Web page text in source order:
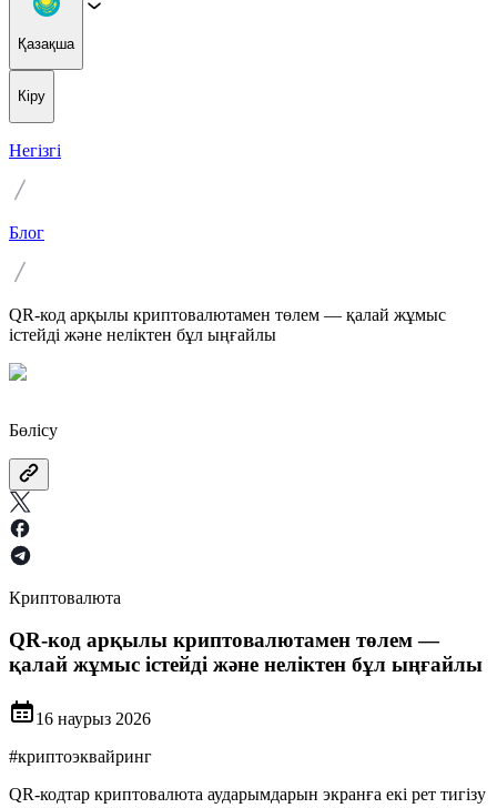
Қазақша
Кіру
Негізгі
Блог
QR-код арқылы криптовалютамен төлем — қалай жұмыс
істейді және неліктен бұл ыңғайлы
Бөлісу
Криптовалюта
QR-код арқылы криптовалютамен төлем —
қалай жұмыс істейді және неліктен бұл ыңғайлы
16 наурыз 2026
#криптоэквайринг
QR-кодтар криптовалюта аударымдарын экранға екі рет тигізу